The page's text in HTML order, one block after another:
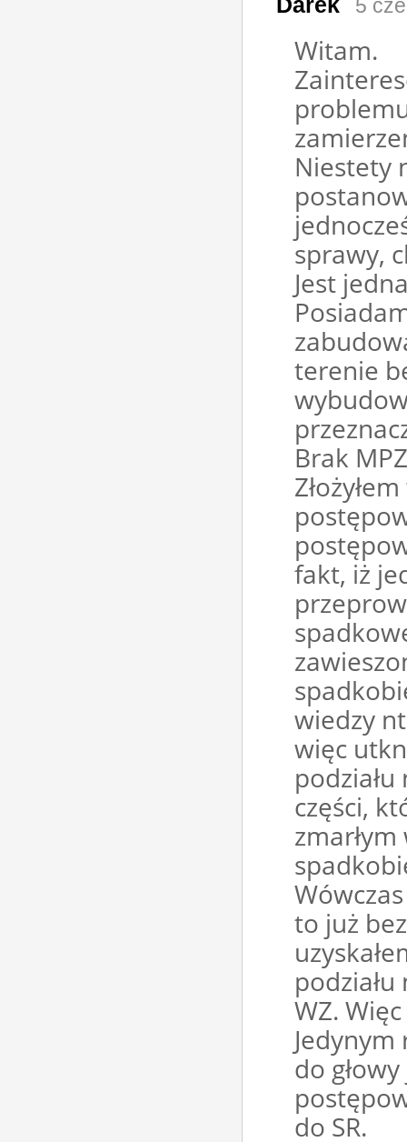
5
Witam.
Niestety
sprawy,
Jest
terenie
Brak
fakt, iż
wiedzy
więc
części,
to już
WZ.
do
do SR.